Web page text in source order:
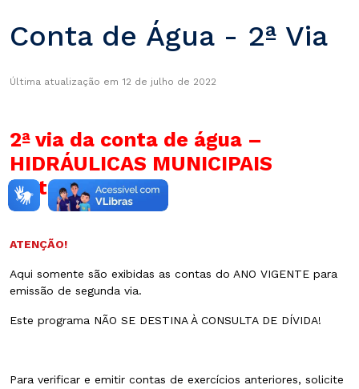
Conta de Água - 2ª Via
Última atualização em 12 de julho de 2022
2ª via da conta de água –
HIDRÁULICAS MUNICIPAIS
(Interior)
ATENÇÃO!
Aqui somente são exibidas as contas do ANO VIGENTE para
emissão de segunda via.
Este programa NÃO SE DESTINA À CONSULTA DE DÍVIDA!
Para verificar e emitir contas de exercícios anteriores, solicite